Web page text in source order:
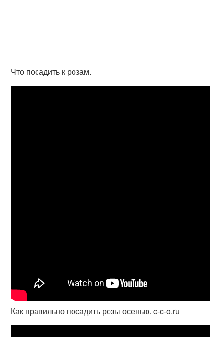
Что посадить к розам.
Как правильно посадить розы осенью. c-c-o.ru